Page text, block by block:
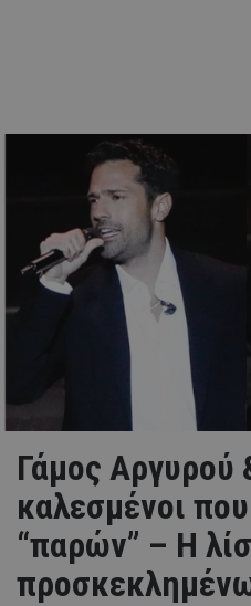
Γάμος Αργυρού
καλεσμένοι
“παρών” – Η